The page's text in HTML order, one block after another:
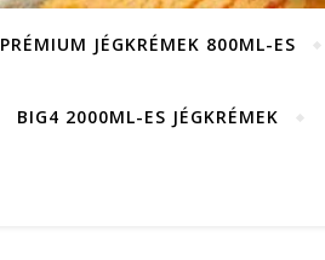
PRÉMIUM JÉGKRÉMEK 800ML-ES
BIG4 2000ML-ES JÉGKRÉMEK